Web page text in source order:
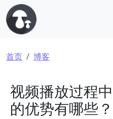
跳转到主要内容
面包屑
首页 博客
视频播放过程
的优势有哪些？